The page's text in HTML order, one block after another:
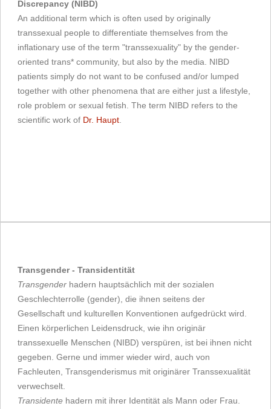
Discrepancy (NIBD)
An additional term which is often used by originally
transsexual people to differentiate themselves from the
inflationary use of the term "transsexuality" by the gender-
oriented trans* community, but also by the media. NIBD
patients simply do not want to be confused and/or lumped
together with other phenomena that are either just a lifestyle,
role problem or sexual fetish. The term NIBD refers to the
scientific work of Dr. Haupt
Transgender - Transidentität
Transgender hadern hauptsächlich mit der sozialen
Geschlechterrolle (gender), die ihnen seitens der
Gesellschaft und kulturellen Konventionen aufgedrückt wird.
Einen körperlichen Leidensdruck, wie ihn originär
transsexuelle Menschen (NIBD) verspüren, ist bei ihnen nicht
gegeben. Gerne und immer wieder wird, auch von
Fachleuten, Transgenderismus mit originärer Transsexualität
verwechselt.
Transidente hadern mit ihrer Identität als Mann oder Frau.